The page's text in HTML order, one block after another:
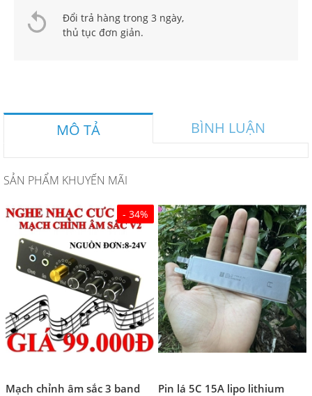
Đổi trả hàng trong 3 ngày,
thủ tục đơn giản.
MÔ TẢ BÌNH LUẬN
SẢN PHẨM KHUYẾN MÃI
- 34%
Mạch chỉnh âm sắc 3 band
Pin lá 5C 15A lipo lithium